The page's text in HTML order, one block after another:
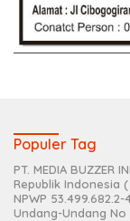
Populer Tag
PT. MEDIA BUZZER
Republik Indonesia (
NPWP
Undang-Undang